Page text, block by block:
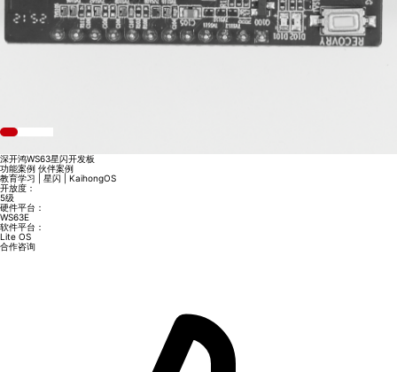
深开鸿WS63星闪开发板
功能案例 伙伴案例
教育学习 | 星闪 | KaihongOS
开放度：
5级
硬件平台：
WS63E
软件平台：
Lite OS
合作咨询